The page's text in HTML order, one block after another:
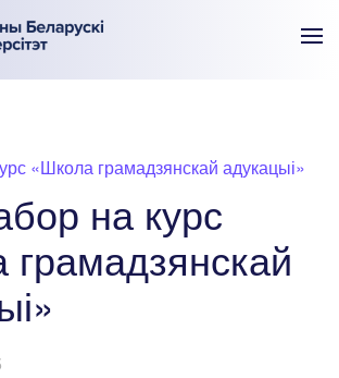
«Школа грамадзянскай адукацыі»
на курс